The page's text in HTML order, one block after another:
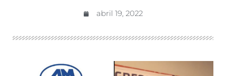
abril 19, 2022